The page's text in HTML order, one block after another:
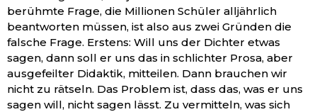
berühmte Frage, die Millionen Schüler alljährlich
beantworten müssen, ist also aus zwei Gründen die
falsche Frage. Erstens: Will uns der Dichter etwas
sagen, dann soll er uns das in schlichter Prosa, aber
ausgefeilter Didaktik, mitteilen. Dann brauchen wir
nicht zu rätseln. Das Problem ist, dass das, was er uns
sagen will, nicht sagen lässt. Zu vermitteln, was sich